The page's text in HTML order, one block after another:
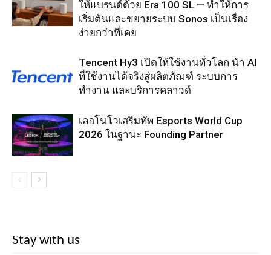
ให้แบรนด์ด้วย Era 100 SL — ทำให้การ
เริ่มต้นและขยายระบบ Sonos เป็นเรื่อง
ง่ายกว่าที่เคย
Tencent Hy3 เปิดให้ใช้งานทั่วโลก นำ AI
ที่ใช้งานได้จริงสู่ผลิตภัณฑ์ ระบบการ
ทำงาน และบริการคลาวด์
เลอโนโวเสริมทัพ Esports World Cup
2026 ในฐานะ Founding Partner
Stay with us